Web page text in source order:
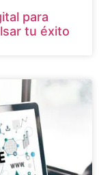
para
tu éxito